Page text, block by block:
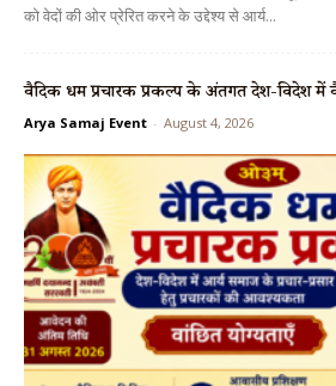
को वेदों की ओर प्रेरित करने के उद्देश्य से आर्य...
वैदिक धर्म प्रचारक प्रकल्प के अंतर्गत देश-विदेश में
Arya Samaj Event - August 4, 2026